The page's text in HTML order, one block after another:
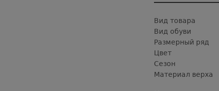
Вид товара
Вид обуви
Размерный ряд
Цвет
Сезон
Материал верха